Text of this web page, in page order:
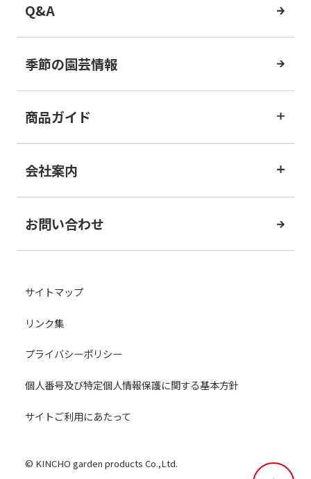
Q&A
季節の園芸情報
商品ガイド
会社案内
お問い合わせ
サイトマップ
リンク集
プライバシーポリシー
個人番号及び特定個人情報保護に関する基本方針
サイトご利用にあたって
©︎ KINCHO garden products Co.,Ltd.